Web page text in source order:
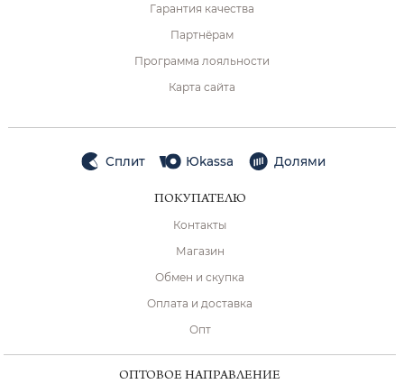
Гарантия качества
Партнёрам
Программа лояльности
Карта сайта
Сплит Юkassa Долями
ПОКУПАТЕЛЮ
Контакты
Магазин
Обмен и скупка
Оплата и доставка
Опт
ОПТОВОЕ НАПРАВЛЕНИЕ